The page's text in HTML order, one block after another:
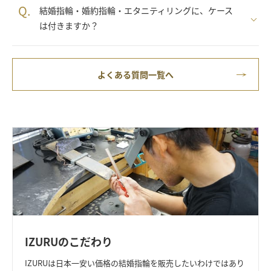
Q.
結婚指輪・婚約指輪・エタニティリングに、ケース
は付きますか？
よくある質問一覧へ
IZURUのこだわり
IZURUは日本一安い価格の結婚指輪を販売したいわけではあり